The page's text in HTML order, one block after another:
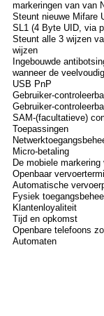
markeringen van van
Steunt nieuwe Mifare
SL1 (4 Byte UID, via
Steunt alle 3 wijzen
wijzen
Ingebouwde
wanneer de
USB PnP
Gebruiker-
Gebruiker-
SAM-(facultatieve)
Toepassingen
Micro-betaling
De mobiele markering
Openbaar
Automatische
Fysiek
Klantenloyaliteit
Tijd en opkomst
Openbare telefoons
Automaten